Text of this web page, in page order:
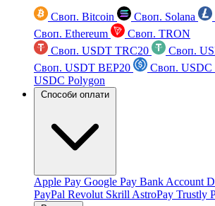
Своп. Bitcoin Своп. Solana
Своп. Ethereum
Своп. TRON
Своп. USDT TRC20
Своп.
Своп. USDT BEP20
Своп. USDC
USDC Polygon
Способи оплати
Apple Pay Google Pay Bank Account
PayPal Revolut Skrill AstroPay Trustly